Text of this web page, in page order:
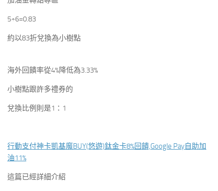
5÷6=0.83
約以83折兌換為小樹點
海外回饋率從4%降低為3.33%
小樹點跟許多禮券的
兌換比例則是1：1
行動支付神卡凱基魔BUY(悠遊)鈦金卡8%回饋,Google Pay自助加
油11%
這篇已經詳細介紹